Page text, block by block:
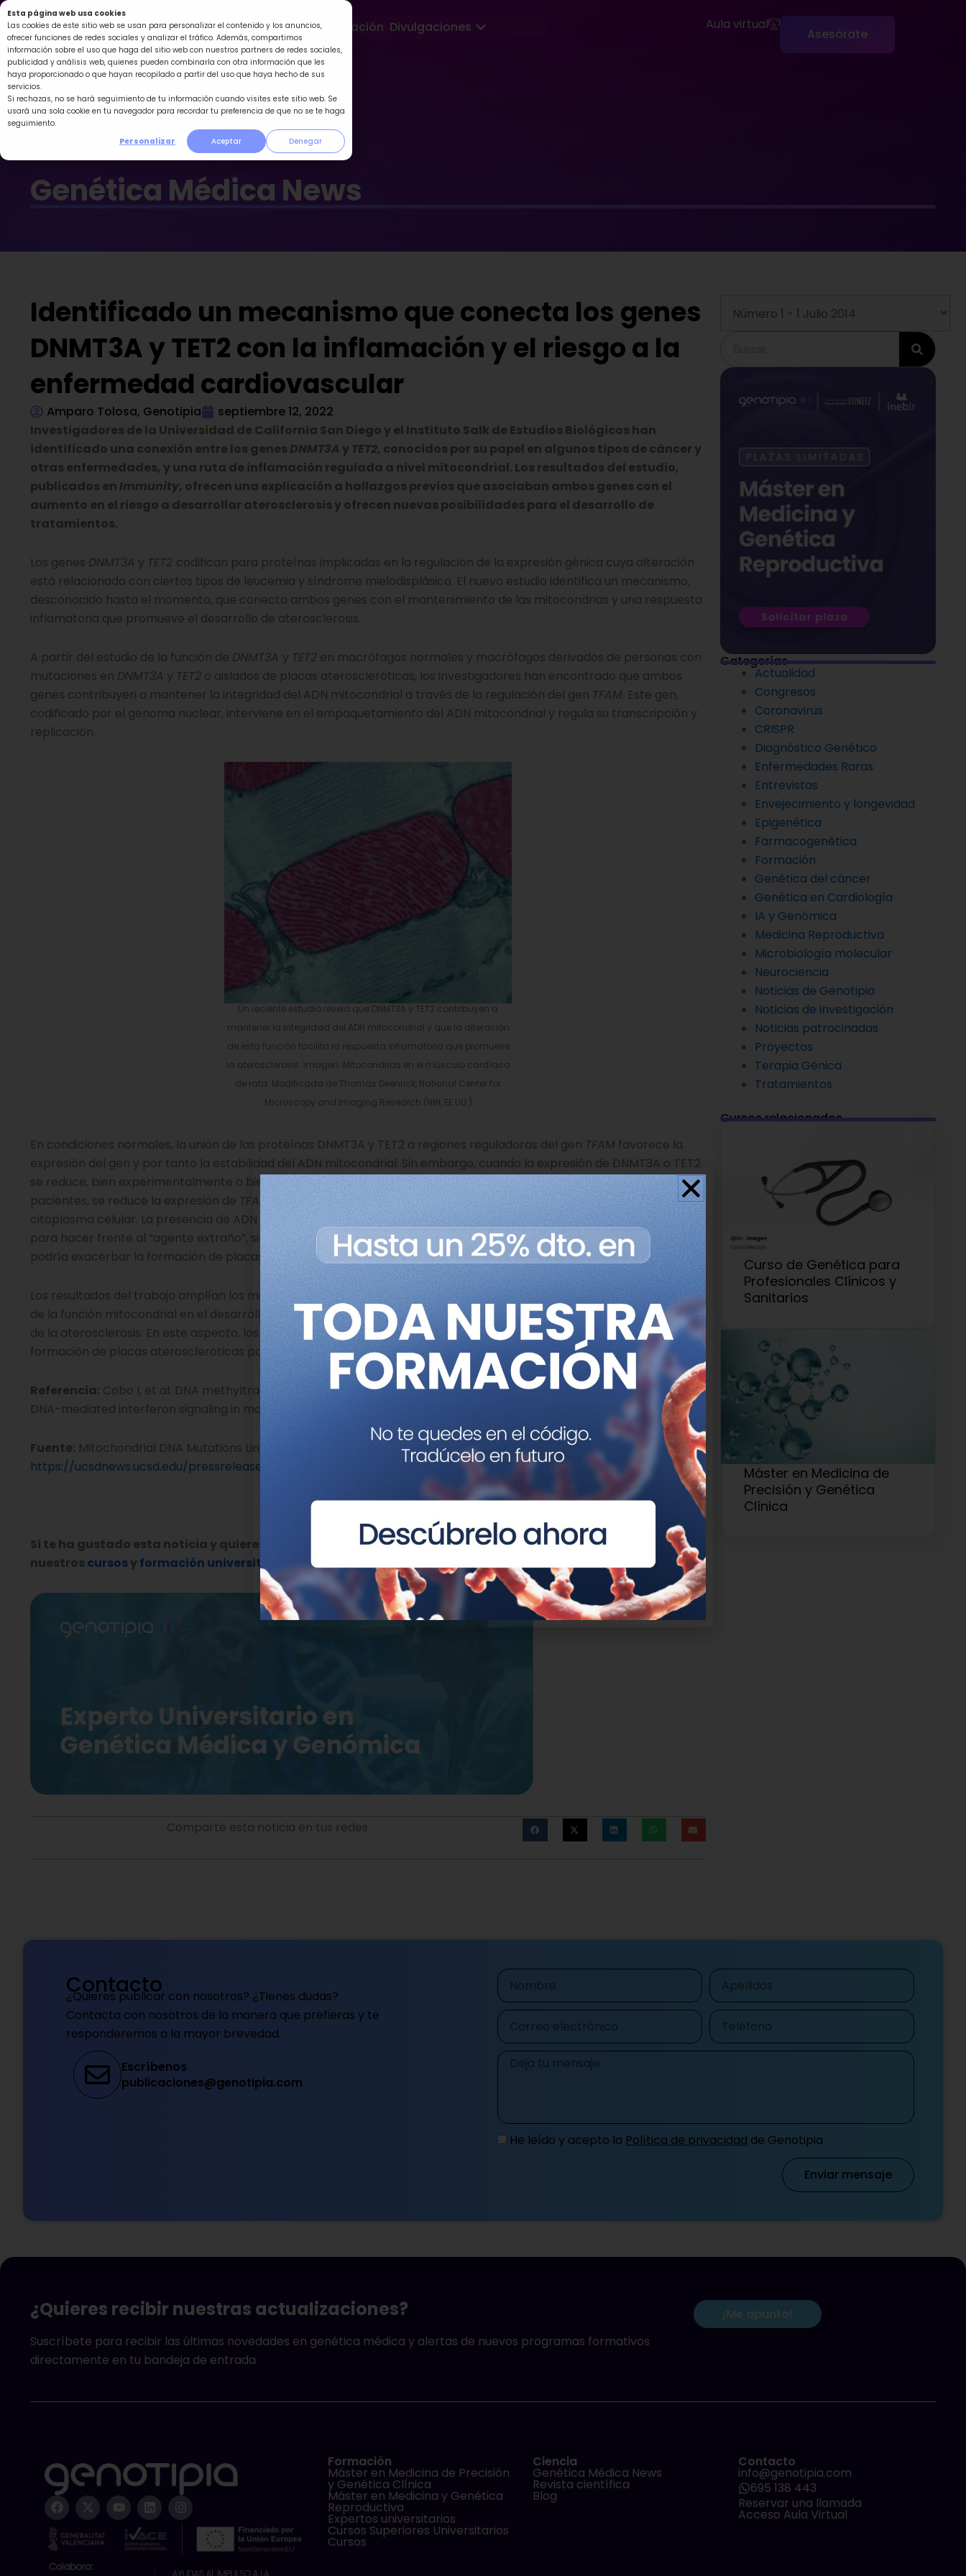
Esta página web usa cookies
Las cookies de este sitio web se usan para personalizar el contenido y los anuncios,
ofrecer funciones de redes sociales y analizar el tráfico. Además, compartimos
información sobre el uso que haga del sitio web con nuestros partners de redes sociales,
publicidad y análisis web, quienes pueden combinarla con otra información que les
haya proporcionado o que hayan recopilado a partir del uso que haya hecho de sus
servicios.
Si rechazas, no se hará seguimiento de tu información cuando visites este sitio web. Se
usará una sola cookie en tu navegador para recordar tu preferencia de que no se te haga
seguimiento.
Personalizar
Aceptar Denegar
Ir
al
contenido
Formación Divulgaciones Abrir Divulgaciones Aula virtual
Asesórate
Genética Médica News
Identificado un mecanismo que conecta los genes
DNMT3A y TET2 con la inflamación y el riesgo a la
enfermedad cardiovascular
Amparo Tolosa, Genotipia
septiembre 12, 2022
Investigadores de la Universidad de California San Diego y el Instituto Salk de Estudios Biológicos han
identificado una conexión entre los genes DNMT3A y TET2, conocidos por su papel en algunos tipos de cáncer y
otras enfermedades, y una ruta de inflamación regulada a nivel mitocondrial. Los resultados del estudio,
publicados en Immunity, ofrecen una explicación a hallazgos previos que asociaban ambos genes con el
aumento en el riesgo a desarrollar aterosclerosis y ofrecen nuevas posibilidades para el desarrollo de
tratamientos.
Los genes DNMT3A y TET2 codifican para proteínas implicadas en la regulación de la expresión génica cuya alteración
está relacionada con ciertos tipos de leucemia y síndrome mielodisplásico. El nuevo estudio identifica un mecanismo,
desconocido hasta el momento, que conecta ambos genes con el mantenimiento de las mitocondrias y una respuesta
inflamatoria que promueve el desarrollo de aterosclerosis.
A partir del estudio de la función de DNMT3A y TET2 en macrófagos normales y macrófagos derivados de personas con
mutaciones en DNMT3A y TET2 o aislados de placas ateroscleróticas, los investigadores han encontrado que ambos
genes contribuyen a mantener la integridad del ADN mitocondrial a través de la regulación del gen TFAM. Este gen,
codificado por el genoma nuclear, interviene en el empaquetamiento del ADN mitocondrial y regula su transcripción y
replicación.
Un reciente estudio revela que DNMT3A y TET2 contribuyen a
mantener la integridad del ADN mitocondrial y que la alteración
de esta función facilita la respuesta inflamatoria que promueve
la aterosclerosis. Imagen: Mitocondrias en el músculo cardíaco
de rata. Modificada de Thomas Deenrick, National Center for
Microscopy and Imaging Research (NIH, EE.UU.)
En condiciones normales, la unión de las proteínas DNMT3A y TET2 a regiones reguladoras del gen TFAM favorece la
expresión del gen y por tanto la estabilidad del ADN mitocondrial. Sin embargo, cuando la expresión de DNMT3A o TET2
se reduce, bien experimentalmente o bien como consecuencia de la presencia de mutaciones, como ocurre en los
pacientes, se reduce la expresión de TFAM
y se compromete el ADN mitocondrial, lo que favorece su liberación en el
citoplasma celular. La presencia de ADN mitocondrial en el citoplasma genera, a su vez, una respuesta inflamatoria
para hacer frente al “agente extraño”, similar al que se produciría en una infección, que los investigadores creen que
podría exacerbar la formación de placas en aterosclerosis.
Los resultados del trabajo amplían los mecanismos biológicos de acción de DNMT3A y TET2, así como la participación
de la función mitocondrial en el desarrollo de enfermedades. Además, ofrecen una vía terapéutica para el tratamiento
de la aterosclerosis. En este aspecto, los investigadores creen que bloquear las rutas que aceleran o agravan la
formación de placas ateroscleróticas podría tener valor terapéutico en pacientes con mutaciones enDNMT3A y
Referencia: Cobo I, et al. DNA methyltransferase 3 alpha and TET methylcytosine dioxygenase 2 restrain mitochondrial
DNA-mediated interferon signaling in macrophages. Immunity. 2022. DOI: https://doi.org/10.1016/j.immuni.2022.06.022
Fuente: Mitochondrial DNA Mutations Linked to Heart Disease Risk.
https://ucsdnews.ucsd.edu/pressrelease/mitochondrial-dna-mutations-linked-to-heart-disease-risk
Si te ha gustado esta noticia y quieres aprender más sobre Genética en Medicina, te interesan
nuestros cursosyformación universitaria , como el “ Máster de Medicina de Precisión y Genética Clínica
Comparte esta noticia en tus redes
Categorías
Actualidad
Congresos
Coronavirus
CRISPR
Diagnóstico Genético
Enfermedades Raras
Entrevistas
Envejecimiento y longevidad
Epigenética
Farmacogenética
Formación
Genética del cáncer
Genética en Cardiología
IA y Genómica
Medicina Reproductiva
Microbiología molecular
Neurociencia
Noticias de Genotipia
Noticias de investigación
Noticias patrocinadas
Proyectos
Terapia Génica
Tratamientos
Cursos relacionados
Curso de Genética para
Profesionales Clínicos y
Sanitarios
Máster en Medicina de
Precisión y Genética
Clínica
Contacto
¿Quieres publicar con nosotros? ¿Tienes dudas?
Contacta con nosotros de la manera que prefieras y te
responderemos a la mayor brevedad.
Escríbenos
publicaciones@genotipia.com
Nombre Apellidos
Correo
electrónico
Teléfono
Mensaje
He leído y acepto la Política de privacidad de Genotipia
Enviar mensaje
¿Quieres recibir nuestras actualizaciones?
Suscríbete para recibir las últimas novedades en genética médica y alertas de nuevos programas formativos
directamente en tu bandeja de entrada
¡Me apunto!
F
a
c
e
b
o
X
-
t
w
i
t
Y
o
u
u
L
i
n
k
e
I
n
s
Formación
Máster en Medicina de Precisión
y Genética Clínica
Máster en Medicina y Genética
Reproductiva
Expertos universitarios
Cursos Superiores Universitarios
Cursos
Ciencia
Genética Médica News
Revista científica
Blog
Contacto
info@genotipia.com
695 138 443
Reservar una llamada
Acceso Aula Virtual